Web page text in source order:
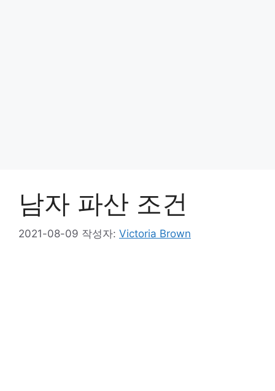
남자 파산 조건
2021-08-09 작성자: Victoria Brown